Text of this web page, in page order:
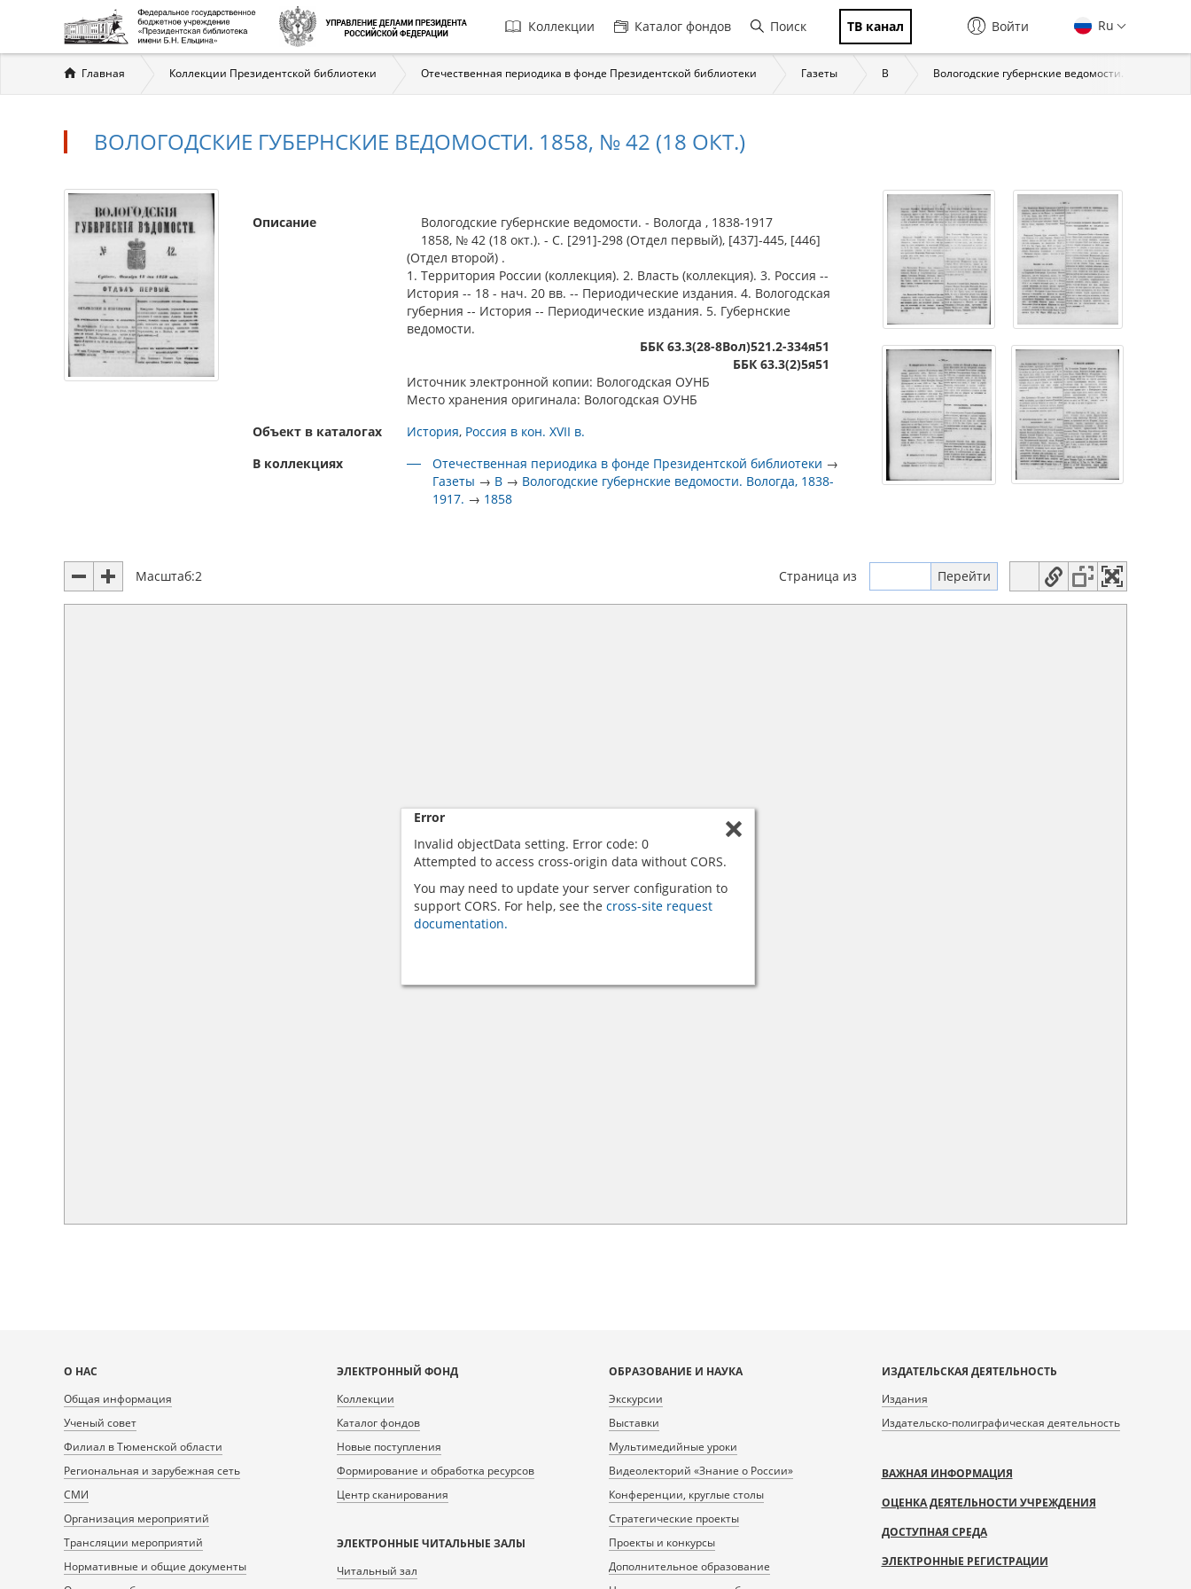
Главная
навигация
Коллекции Каталог фондов Поиск ТВ канал Ru
Войти
Вы
здесь
Главная Коллекции Президентской библиотеки Отечественная периодика в фонде Президентской библиотеки Газеты В Вологодские губернские ведомости. Вологда,
ВОЛОГОДСКИЕ ГУБЕРНСКИЕ ВЕДОМОСТИ. 1858, № 42 (18 ОКТ.)
Описание
Вологодские губернские ведомости. - Вологда , 1838-1917
1858, № 42 (18 окт.). - С. [291]-298 (Отдел первый), [437]-445, [446]
(Отдел второй) .
1. Территория России (коллекция). 2. Власть (коллекция). 3. Россия --
История -- 18 - нач. 20 вв. -- Периодические издания. 4. Вологодская
губерния -- История -- Периодические издания. 5. Губернские
ведомости.
ББК 63.3(28-8Вол)521.2-334я51
ББК 63.3(2)5я51
Источник электронной копии: Вологодская ОУНБ
Место хранения оригинала: Вологодская ОУНБ
Объект в каталогах
История Россия в кон. XVII в.
В коллекциях
Отечественная периодика в фонде Президентской библиотеки →
Газеты → В → Вологодские губернские ведомости. Вологда, 1838-
1917. → 1858
Масштаб:2 Страница из
Error
Invalid objectData setting. Error code: 0
Attempted to access cross-origin data without CORS.
You may need to update your server configuration to
support CORS. For help, see the cross-site request
documentation.
Карта
сайта
О НАС
Общая информация
Ученый совет
Филиал в Тюменской области
Региональная и зарубежная сеть
СМИ
Организация мероприятий
Трансляции мероприятий
Нормативные и общие документы
ЭЛЕКТРОННЫЙ ФОНД
Коллекции
Каталог фондов
Новые поступления
Формирование и обработка ресурсов
Центр сканирования
ЭЛЕКТРОННЫЕ ЧИТАЛЬНЫЕ ЗАЛЫ
Читальный зал
ОБРАЗОВАНИЕ И НАУКА
Экскурсии
Выставки
Мультимедийные уроки
Видеолекторий «Знание о России»
Конференции, круглые столы
Стратегические проекты
Проекты и конкурсы
Дополнительное образование
ИЗДАТЕЛЬСКАЯ ДЕЯТЕЛЬНОСТЬ
Издания
Издательско-полиграфическая деятельность
ВАЖНАЯ ИНФОРМАЦИЯ
ОЦЕНКА ДЕЯТЕЛЬНОСТИ УЧРЕЖДЕНИЯ
ДОСТУПНАЯ СРЕДА
ЭЛЕКТРОННЫЕ РЕГИСТРАЦИИ